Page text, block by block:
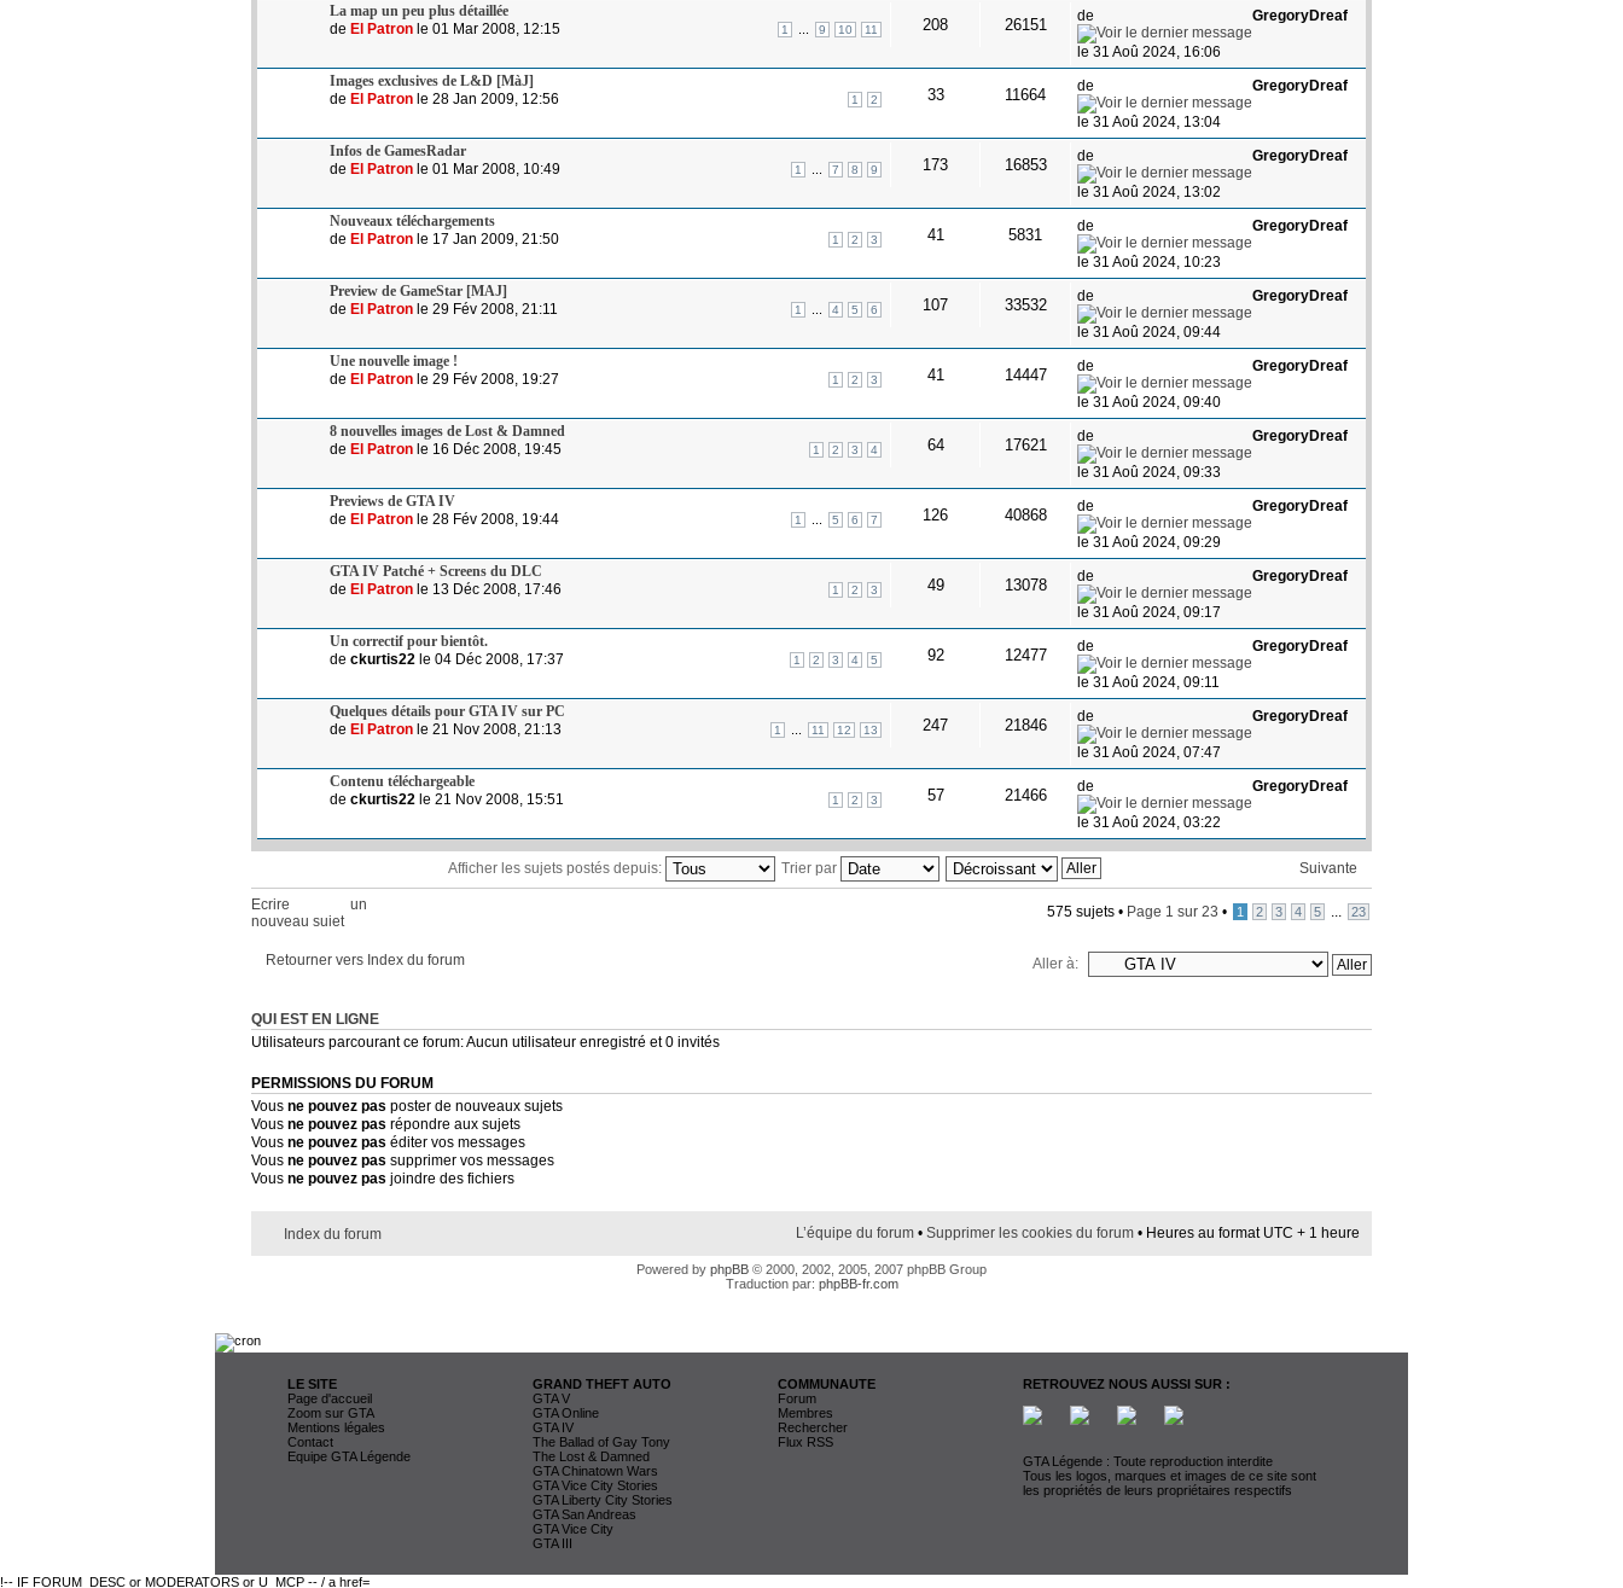
La map un peu plus détaillée
1 9 10 11
de El Patron le 01 Mar 2008, 12:15 208 26151 deGregoryDreaf
le 31 Aoû 2024, 16:06
Images exclusives de L&D [MàJ]
1 2
de El Patron le 28 Jan 2009, 12:56 33 11664 deGregoryDreaf
le 31 Aoû 2024, 13:04
Infos de GamesRadar
1 7 8 9
de El Patron le 01 Mar 2008, 10:49 173 16853 deGregoryDreaf
le 31 Aoû 2024, 13:02
Nouveaux téléchargements
1 2 3
de El Patron le 17 Jan 2009, 21:50 41 5831 deGregoryDreaf
le 31 Aoû 2024, 10:23
Preview de GameStar [MAJ]
1 4 5 6
de El Patron le 29 Fév 2008, 21:11 107 33532 deGregoryDreaf
le 31 Aoû 2024, 09:44
Une nouvelle image !
1 2 3
de El Patron le 29 Fév 2008, 19:27 41 14447 deGregoryDreaf
le 31 Aoû 2024, 09:40
8 nouvelles images de Lost & Damned
1 2 3 4
de El Patron le 16 Déc 2008, 19:45 64 17621 deGregoryDreaf
le 31 Aoû 2024, 09:33
Previews de GTA IV
1 5 6 7
de El Patron le 28 Fév 2008, 19:44 126 40868 deGregoryDreaf
le 31 Aoû 2024, 09:29
GTA IV Patché + Screens du DLC
1 2 3
de El Patron le 13 Déc 2008, 17:46 49 13078 deGregoryDreaf
le 31 Aoû 2024, 09:17
Un correctif pour bientôt.
1 2 3 4 5
de ckurtis22 le 04 Déc 2008, 17:37 92 12477 deGregoryDreaf
le 31 Aoû 2024, 09:11
Quelques détails pour GTA IV sur PC
1 11 12 13
de El Patron le 21 Nov 2008, 21:13 247 21846 deGregoryDreaf
le 31 Aoû 2024, 07:47
Contenu téléchargeable
1 2 3
de ckurtis22 le 21 Nov 2008, 15:51 57 21466 deGregoryDreaf
le 31 Aoû 2024, 03:22
Suivante
Afficher les sujets postés depuis: Trier par
Ecrire un
nouveau sujet
575 sujets • Page 1 sur 23 • 1 2 3 4 5 ... 23
Retourner vers Index du forum Aller à:
QUI EST EN LIGNE
Utilisateurs parcourant ce forum: Aucun utilisateur enregistré et 0 invités
PERMISSIONS DU FORUM
Vous ne pouvez pas poster de nouveaux sujets
Vous ne pouvez pas répondre aux sujets
Vous ne pouvez pas éditer vos messages
Vous ne pouvez pas supprimer vos messages
Vous ne pouvez pas joindre des fichiers
Index du forum L’équipe du forum • Supprimer les cookies du forum • Heures au format UTC + 1 heure
Powered by phpBB © 2000, 2002, 2005, 2007 phpBB Group
Traduction par: phpBB-fr.com
LE SITE
Page d'accueil
Zoom sur GTA
Mentions légales
Contact
Equipe GTA Légende
GRAND THEFT AUTO
GTA V
GTA Online
GTA IV
The Ballad of Gay Tony
The Lost & Damned
GTA Chinatown Wars
GTA Vice City Stories
GTA Liberty City Stories
GTA San Andreas
GTA Vice City
GTA III
COMMUNAUTE
Forum
Membres
Rechercher
Flux RSS
RETROUVEZ NOUS AUSSI SUR :
GTA Légende : Toute reproduction interdite
Tous les logos, marques et images de ce site sont
les propriétés de leurs propriétaires respectifs
!-- IF FORUM_DESC or MODERATORS or U_MCP -- / a href=